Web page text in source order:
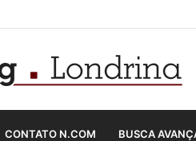
CONTATO N.COM BUSCA